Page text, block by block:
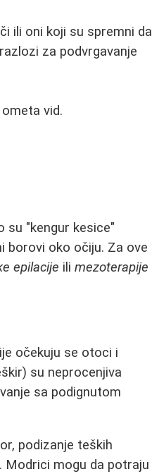
ili oni koji su spremni da
za podvrgavanje
vid.
su "kengur kesice"
borovi oko očiju. Za ove
epilacije ilimezoterapije
očekuju se otoci i
su neprocenjiva
sa podignutom
podizanje teških
Modrici mogu da potraju